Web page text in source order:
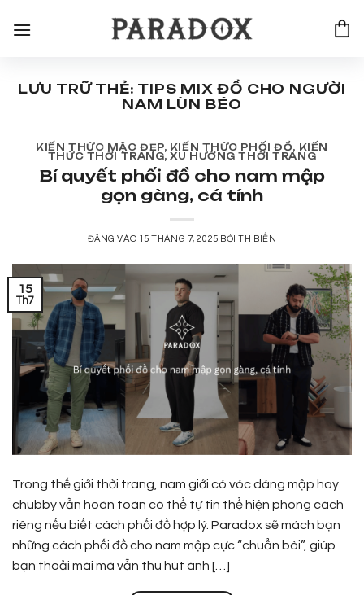
qua
LƯU TRỮ THẺ: TIPS MIX ĐỒ CHO NGƯỜI
NAM LÙN BÉO
KIẾN THỨC MẶC ĐẸP, KIẾN THỨC PHỐI ĐỒ, KIẾN
THỨC THỜI TRANG,XU HƯỚNG THỜI TRANG
Bí quyết phối đồ cho nam mập
gọn gàng, cá tính
ĐĂNG VÀO 15 THÁNG 7, 2025 BỞITH BIỂN
15
Th7
Trong thế giới thời trang, nam giới có vóc dáng mập hay
chubby vẫn hoàn toàn có thể tự tin thể hiện phong cách
riêng nếu biết cách phối đồ hợp lý. Paradox sẽ mách bạn
những cách phối đồ cho nam mập cực “chuẩn bài”, giúp
bạn thoải mái mà vẫn thu hút ánh […]